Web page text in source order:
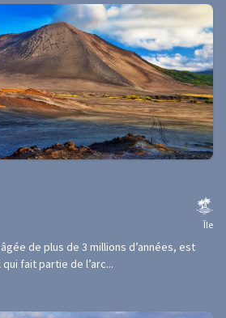
Île
de plus de 3 millions d’années, est
fait partie de l’arc...